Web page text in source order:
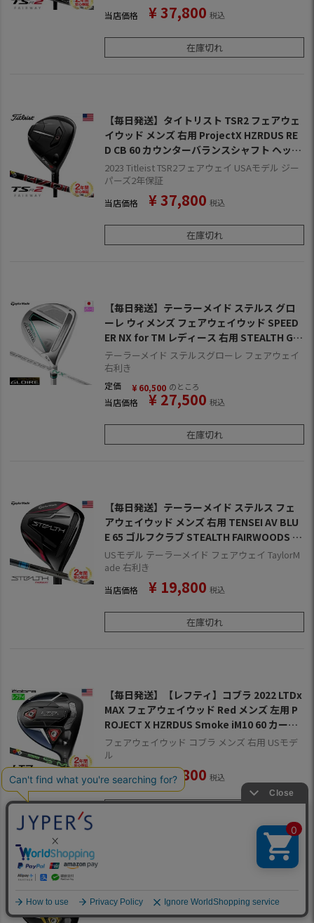
当店価格 ¥37,800 税込
在庫切れ
【毎日発送】タイトリスト TSR2 フェアウェ
イウッド メンズ 右用 ProjectX HZRDUS RE
D CB 60 カウンターバランスシャフト ヘッド
カバー付属 SureFit USA直輸入品【2022年9
月発売】【2023年モデル】【2年保証】
2023 Titleist TSR2フェアウェイ USAモデル ジー
パーズ2年保証
当店価格 ¥37,800 税込
在庫切れ
【毎日発送】テーラーメイド ステルス グロ
ーレ ウィメンズ フェアウェイウッド SPEED
ER NX for TM レディース 右用 STEALTH GL
OIRE 日本正規品【2023年モデル】【メーカ
ー保証】
テーラーメイド ステルスグローレ フェアウェイ
右利き
定価 ¥ 60,500 のところ
当店価格 ¥ 27,500 税込
在庫切れ
【毎日発送】テーラーメイド ステルス フェ
アウェイウッド メンズ 右用 TENSEI AV BLU
E 65 ゴルフクラブ STEALTH FAIRWOODS U
SA直輸入品【メーカー保証】【専用ヘッドカ
バー付属】【上半期SALE】
USモデル テーラーメイド フェアウェイ TaylorM
ade 右利き
当店価格 ¥ 19,800 税込
在庫切れ
【毎日発送】【レフティ】コブラ 2022 LTDx
MAX フェアウェイウッド Red メンズ 左用 P
ROJECT X HZRDUS Smoke iM10 60 カーボ
ンシャフト装着 USA直輸入品
フェアウェイウッド コブラ メンズ 右用 USモデ
ル
当店価格 ¥29,800 税込
MAX フェアウェイウッド Gold メンズ 左用 H
ZRDUS Smoke iM10 60 カーボンシャフト装